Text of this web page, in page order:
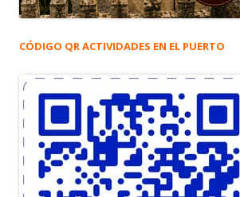
CÓDIGO QR ACTIVIDADES EN EL PUERTO